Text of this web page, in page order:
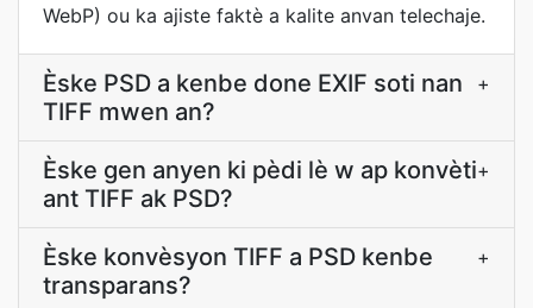
WebP) ou ka ajiste faktè a kalite anvan telechaje.
Èske PSD a kenbe done EXIF soti nan
TIFF mwen an?
+
Èske gen anyen ki pèdi lè w ap konvèti
ant TIFF ak PSD?
+
Èske konvèsyon TIFF a PSD kenbe
transparans?
+